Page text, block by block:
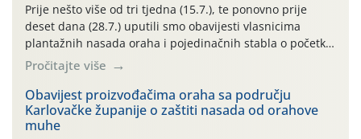
Prije nešto više od tri tjedna (15.7.), te ponovno prije
deset dana (28.7.) uputili smo obavijesti vlasnicima
plantažnih nasada oraha i pojedinačnih stabla o početku
leta i ovogodišnjoj potrebi usmjerenog suzbijanja
orahove muhe (Rhagoletis completa)! Već dvanaest dana
traje drugi ovogodišnji “toplinski udar”, koji naročito
izražen zadnja šest dana (31.7.-05.8.), jer najviše
temperature zraka svakodnevno […]
Pročitajte više
Obavijest proizvođačima oraha sa području
Karlovačke županije o zaštiti nasada od orahove
muhe